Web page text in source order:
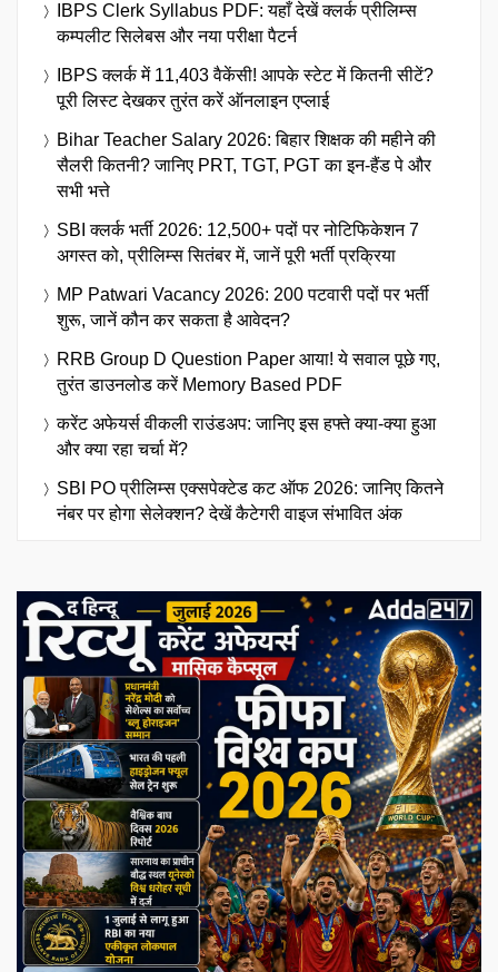
IBPS Clerk Syllabus PDF: यहाँ देखें क्लर्क प्रीलिम्स
कम्पलीट सिलेबस और नया परीक्षा पैटर्न
IBPS क्लर्क में 11,403 वैकेंसी! आपके स्टेट में कितनी सीटें?
पूरी लिस्ट देखकर तुरंत करें ऑनलाइन एप्लाई
Bihar Teacher Salary 2026: बिहार शिक्षक की महीने की
सैलरी कितनी? जानिए PRT, TGT, PGT का इन-हैंड पे और
सभी भत्ते
SBI क्लर्क भर्ती 2026: 12,500+ पदों पर नोटिफिकेशन 7
अगस्त को, प्रीलिम्स सितंबर में, जानें पूरी भर्ती प्रक्रिया
MP Patwari Vacancy 2026: 200 पटवारी पदों पर भर्ती
शुरू, जानें कौन कर सकता है आवेदन?
RRB Group D Question Paper आया! ये सवाल पूछे गए,
तुरंत डाउनलोड करें Memory Based PDF
करेंट अफेयर्स वीकली राउंडअप: जानिए इस हफ्ते क्या-क्या हुआ
और क्या रहा चर्चा में?
SBI PO प्रीलिम्स एक्सपेक्टेड कट ऑफ 2026: जानिए कितने
नंबर पर होगा सेलेक्शन? देखें कैटेगरी वाइज संभावित अंक